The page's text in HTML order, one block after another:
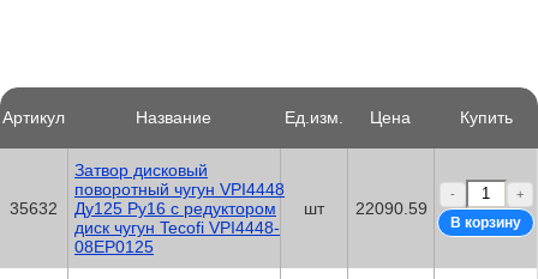
Артикул Название Ед.изм. Цена Купить
35632
Затвор дисковый
поворотный чугун VPI4448
Ду125 Ру16 с редуктором
диск чугун Tecofi VPI4448-
08EP0125
шт 22090.59
- +